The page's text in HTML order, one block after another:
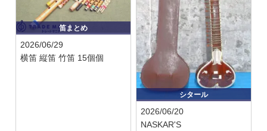
笛まとめ
2026/06/29
横笛 縦笛 竹笛 15個個
シタール
2026/06/20
NASKAR'S